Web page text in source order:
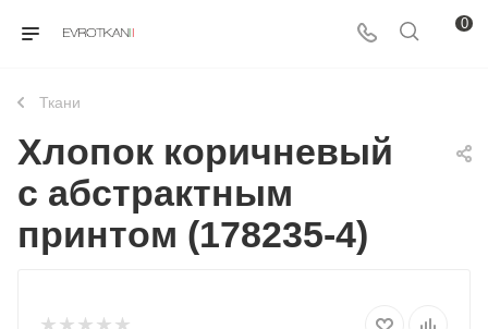
0
Ткани
Хлопок коричневый
с абстрактным
принтом (178235-4)